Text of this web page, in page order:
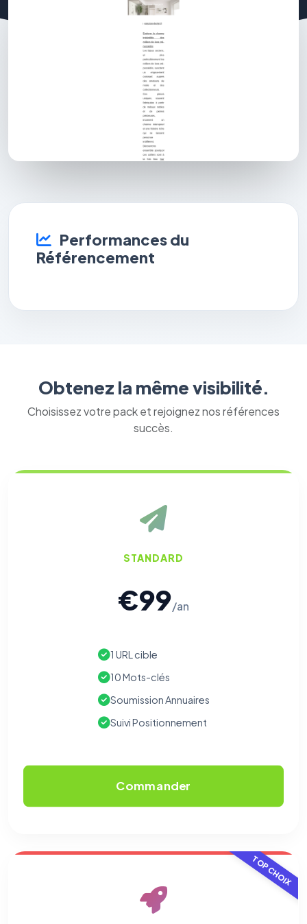
Performances du
Référencement
Obtenez la même visibilité.
Choisissez votre pack et rejoignez nos références
succès.
STANDARD
€99/an
1 URL cible
10 Mots-clés
Soumission Annuaires
Suivi Positionnement
Commander
TOP CHOIX